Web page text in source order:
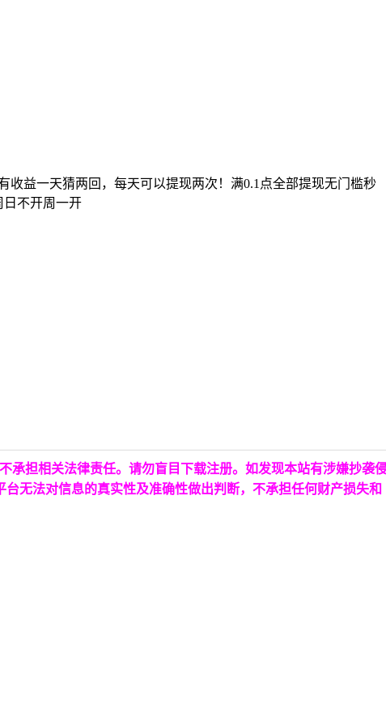
收益一天猜两回，每天可以提现两次！满0.1点全部提现无门槛秒
日不开周一开
承担相关法律责任。请勿盲目下载注册。如发现本站有涉嫌抄袭
无法对信息的真实性及准确性做出判断，不承担任何财产损失和